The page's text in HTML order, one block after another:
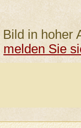
in hoher
melden Sie